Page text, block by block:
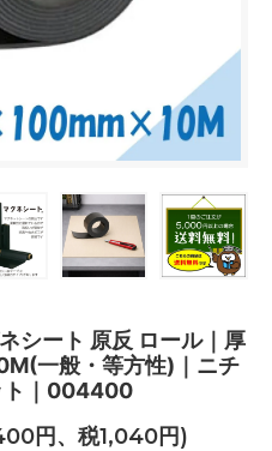
シート 原反 ロール｜厚
一般・等方性)｜ニチ
ト｜004400
円、税1,040円)